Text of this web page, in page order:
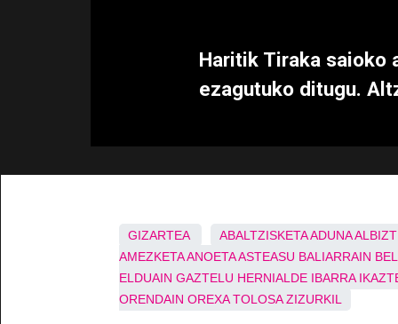
Haritik Tiraka saioko
ezagutuko ditugu.
GIZARTEA ABALTZISKETAADUNA
AMEZKETAANOETAASTEASU BALIARRAIN
ELDUAIN GAZTELU HERNIALDE IBARRA
ORENDAIN OREXA TOLOSA ZIZURKIL